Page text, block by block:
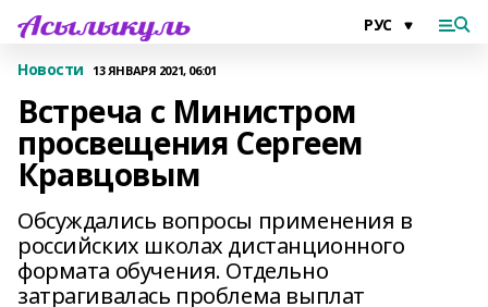
Новости 13 ЯНВАРЯ 2021, 06:01
Встреча с Министром
просвещения Сергеем
Кравцовым
Обсуждались вопросы применения в
российских школах дистанционного
формата обучения. Отдельно
затрагивалась проблема выплат